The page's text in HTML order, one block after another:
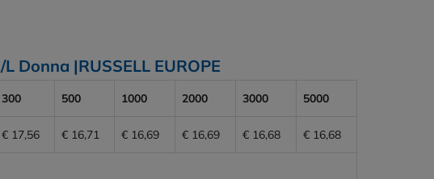
Donna |RUSSELL EUROPE
300 500 1000 2000 3000 5000
€ 17,56 € 16,71 € 16,69 € 16,69 € 16,68 € 16,68